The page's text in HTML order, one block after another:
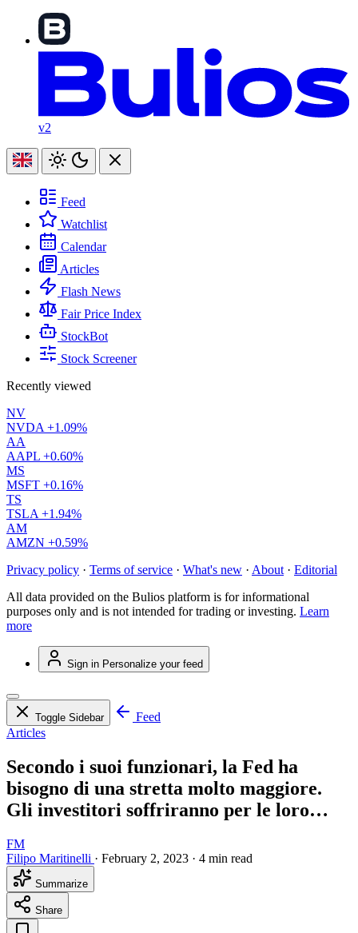
v2
Feed
Watchlist
Calendar
Articles
Flash News
Fair Price Index
StockBot
Stock Screener
Recently viewed
NV
NVDA +1.09%
AA
AAPL +0.60%
MS
MSFT +0.16%
TS
TSLA +1.94%
AM
AMZN +0.59%
Privacy policy · Terms of service · What's new · About · Editorial
All data provided on the Bulios platform is for informational
purposes only and is not intended for trading or investing. Learn
more
Sign in Personalize your feed
Toggle Sidebar
Feed
Articles
Secondo i suoi funzionari, la Fed ha
bisogno di una stretta molto maggiore.
Gli investitori soffriranno per le loro…
FM
Filipo Maritinelli · February 2, 2023 · 4 min read
Summarize
Share